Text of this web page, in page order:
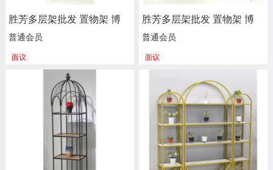
胜芳多层架批发 置物架 博
古架 办公室书架 酒架 储物
架 杂物架 整理架 餐厅饭店
花架 装饰架 多层书架 简易
书架 落地书架 学生书架 正
普通会员
面议
胜芳多层架批发 置物架 博
古架 办公室书架 酒架 储物
架 杂物架 整理架 餐厅饭店
书架 落地书架 学生书架 正
尚家具
普通会员
面议